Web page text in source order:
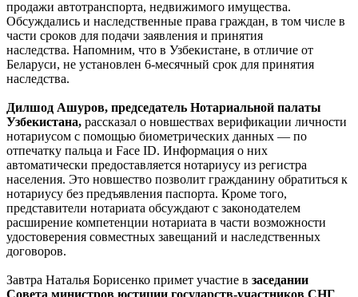
продажи автотранспорта, недвижимого имущества.
Обсуждались и наследственные права граждан, в том числе в
части сроков для подачи заявления и принятия
наследства. Напомним, что в Узбекистане, в отличие от
Беларуси, не установлен 6-месячный срок для принятия
наследства.
Дилшод Ашуров, председатель Нотариальной палаты
Узбекистана, рассказал о новшествах верификации личности
нотариусом с помощью биометрических данных — по
отпечатку пальца и Face ID. Информация о них
автоматически предоставляется нотариусу из регистра
населения. Это новшество позволит гражданину обратиться к
нотариусу без предъявления паспорта. Кроме того,
представители нотариата обсуждают с законодателем
расширение компетенции нотариата в части возможности
удостоверения совместных завещаний и наследственных
договоров.
Завтра Наталья Борисенко примет участие в заседании